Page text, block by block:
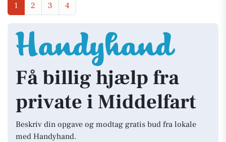
1 2 3 4
Få billig hjælp fra
private i Middelfart
Beskriv din opgave og modtag gratis bud fra lokale
med Handyhand.